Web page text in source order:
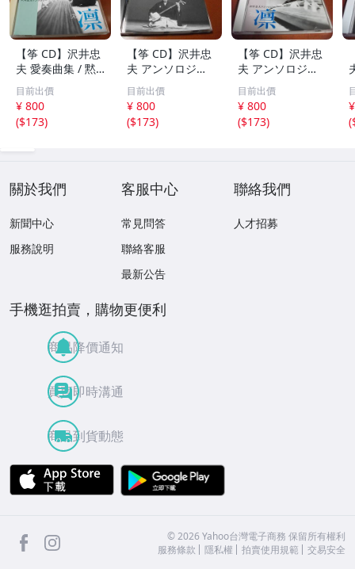
【筝 CD】沢井忠
夫 愛奏曲集 / 黙
示 、波 、二つの
相 、箏二重奏ソ
ナタ 杵屋正邦 、
入野義朗 、小野
目前出價
¥ 800
($173)
【筝 CD】沢井忠
夫 アンソロジー
「凜」からの分売
沢井忠夫作品集
ライブ 風衣、水
の声、枯野砧、五
目前出價
¥ 800
($173)
【筝 CD】沢井忠
夫 アンソロジー
「凜」からの分売
沢井忠夫 作品集
第三集 “光る海”
（限定販売） 200
目前出價
¥ 800
($173)
(
關於我們
新聞中心
服務說明
客服中心
常見問答
聯絡客服
最新公告
聯絡我們
人才招募
手機逛拍賣，購物更便利
商品降價通知
買賣即時溝通
商品到貨動態
APP Store
facebook ©2026 Yahoo台灣電子商務 保留所有權利
服務條款
隱私權 拍賣使用規範 交易安全